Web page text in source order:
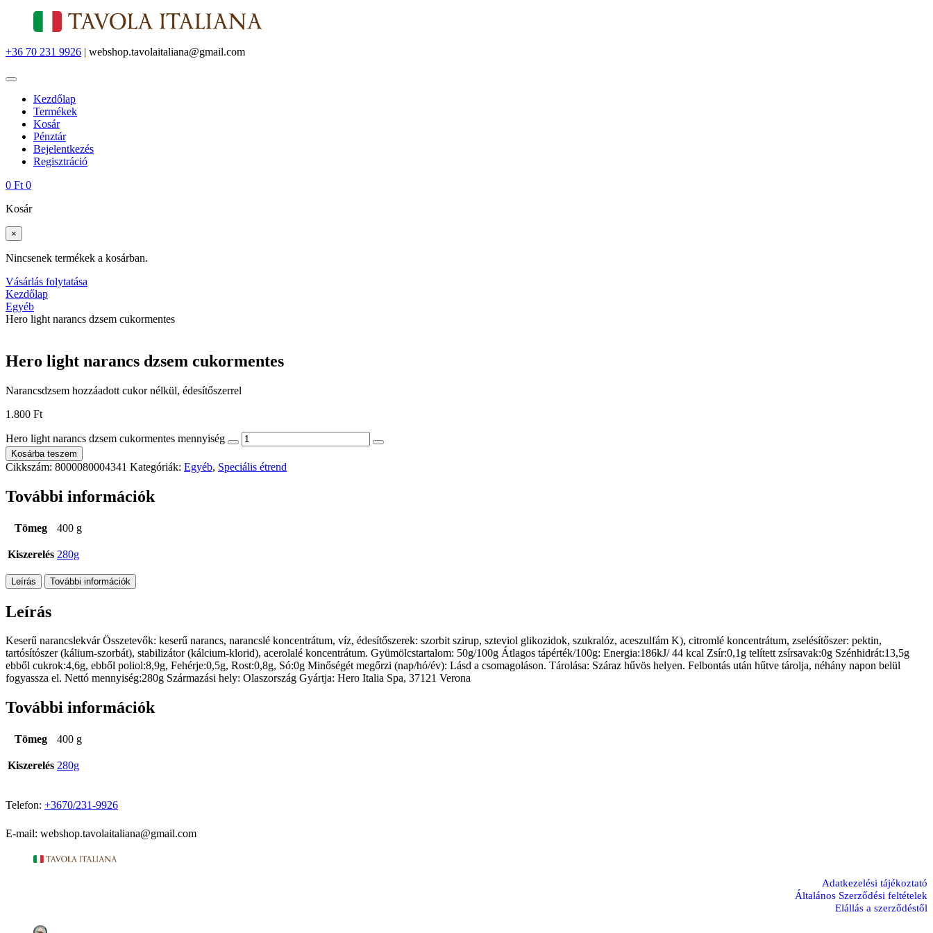
+36 70 231 9926 | webshop.tavolaitaliana@gmail.com
Kezdőlap
Termékek
Kosár
Pénztár
Bejelentkezés
Regisztráció
0 Ft 0
Kosár
×
Nincsenek termékek a kosárban.
Vásárlás folytatása
Kezdőlap
Egyéb
Hero light narancs dzsem cukormentes
Hero light narancs dzsem cukormentes
Narancsdzsem hozzáadott cukor nélkül, édesítőszerrel
1.800 Ft
Hero light narancs dzsem cukormentes mennyiség
Kosárba teszem
Cikkszám: 8000080004341 Kategóriák: Egyéb, Speciális étrend
További információk
Tömeg 400 g
Kiszerelés 280g
Leírás További információk
Leírás
Keserű narancslekvár Összetevők: keserű narancs, narancslé koncentrátum, víz, édesítőszerek: szorbit szirup, szteviol glikozidok, szukralóz, aceszulfám K), citromlé koncentrátum, zselésítőszer: pektin,
tartósítószer (kálium-szorbát), stabilizátor (kálcium-klorid), acerolalé koncentrátum. Gyümölcstartalom: 50g/100g Átlagos tápérték/100g: Energia:186kJ/ 44 kcal Zsír:0,1g telített zsírsavak:0g Szénhidrát:13,5g
ebből cukrok:4,6g, ebből poliol:8,9g, Fehérje:0,5g, Rost:0,8g, Só:0g Minőségét megőrzi (nap/hó/év): Lásd a csomagoláson. Tárolása: Száraz hűvös helyen. Felbontás után hűtve tárolja, néhány napon belül
fogyassza el. Nettó mennyiség:280g Származási hely: Olaszország Gyártja: Hero Italia Spa, 37121 Verona
További információk
Tömeg 400 g
Kiszerelés 280g
Telefon: +3670/231-9926
E-mail: webshop.tavolaitaliana@gmail.com
Adatkezelési tájékoztató
Általános Szerződési feltételek
Elállás a szerződéstől